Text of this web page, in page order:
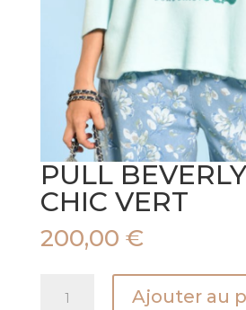
PULL
CHIC VERT
200,00 €
Ajouter au